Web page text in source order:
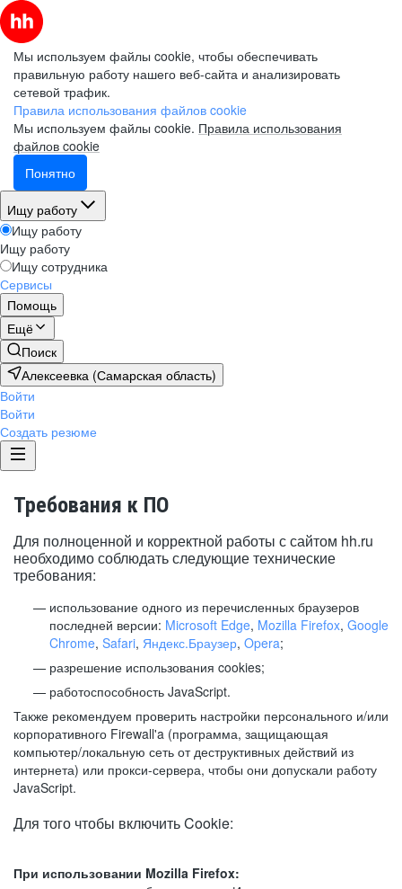
Мы используем файлы cookie, чтобы обеспечивать
правильную работу нашего веб-сайта и анализировать
сетевой трафик.
Правила использования файлов cookie
Мы используем файлы cookie. Правила использования
файлов cookie
Понятно
Ищу работу
Ищу работу
Ищу работу
Ищу сотрудника
Сервисы
Помощь
Ещё
Поиск
Алексеевка (Самарская область)
Войти
Войти
Создать резюме
Требования к ПО
Для полноценной и корректной работы с сайтом hh.ru
необходимо соблюдать следующие технические
требования:
использование одного из перечисленных браузеров
последней версии: Microsoft Edge, Mozilla Firefox, Google
Chrome, Safari, Яндекс.Браузер, Opera;
разрешение использования cookies;
работоспособность JavaScript.
Также рекомендуем проверить настройки персонального и/или
корпоративного Firewall'a (программа, защищающая
компьютер/локальную сеть от деструктивных действий из
интернета) или прокси-сервера, чтобы они допускали работу
JavaScript.
Для того чтобы включить Cookie:
При использовании Mozilla Firefox: